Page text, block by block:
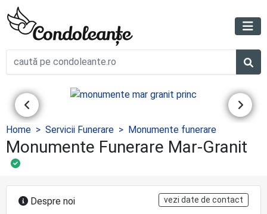
Home Servicii Funerare Monumente funerare
Monumente Funerare Mar-Granit
Despre noi vezi date de contact